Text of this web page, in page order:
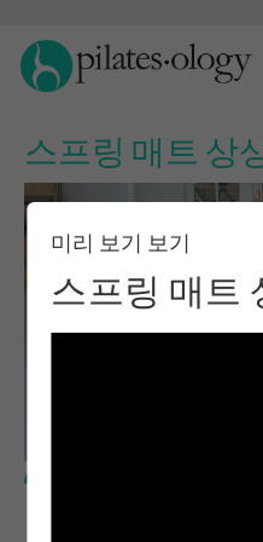
스프링 매트 상
미리 보기 보기
스프링 매트